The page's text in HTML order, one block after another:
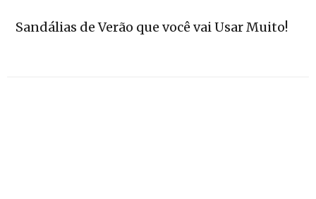
Sandálias de Verão que você vai Usar Muito!